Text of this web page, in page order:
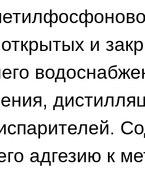
и
адгезию к